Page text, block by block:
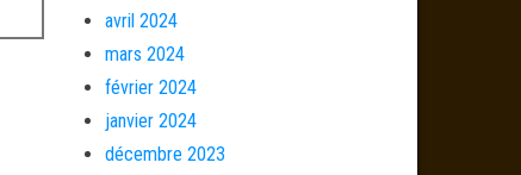
avril 2024
mars 2024
février 2024
janvier 2024
décembre 2023